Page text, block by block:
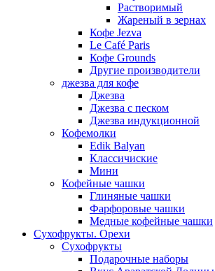
Растворимый
Жареный в зернах
Кофе Jezva
Le Café Paris
Кофе Grounds
Другие производители
джезва для кофе
Джезва
Джезва с песком
Джезва индукционной
Кофемолки
Edik Balyan
Классичиские
Мини
Кофейные чашки
Глиняные чашки
Фарфоровые чашки
Медные кофейные чашки
Сухофрукты. Орехи
Сухофрукты
Подарочные наборы